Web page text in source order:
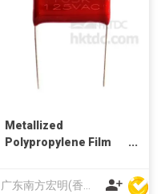
Metallized
Polypropylene Film